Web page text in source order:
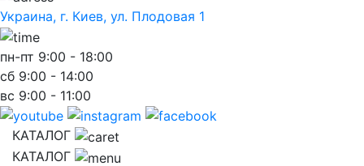
Украина, г. Киев, ул. Плодовая 1
пн-пт 9:00 - 18:00
сб 9:00 - 14:00
вс 9:00 - 11:00
КАТАЛОГ
КАТАЛОГ